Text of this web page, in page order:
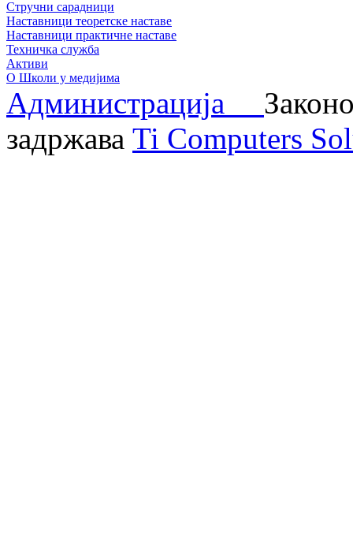
Стручни сарадници
Наставници теоретске наставе
Наставници практичне наставе
Техничка служба
Активи
О Школи у медијима
Администрација
задржава Ti Computers